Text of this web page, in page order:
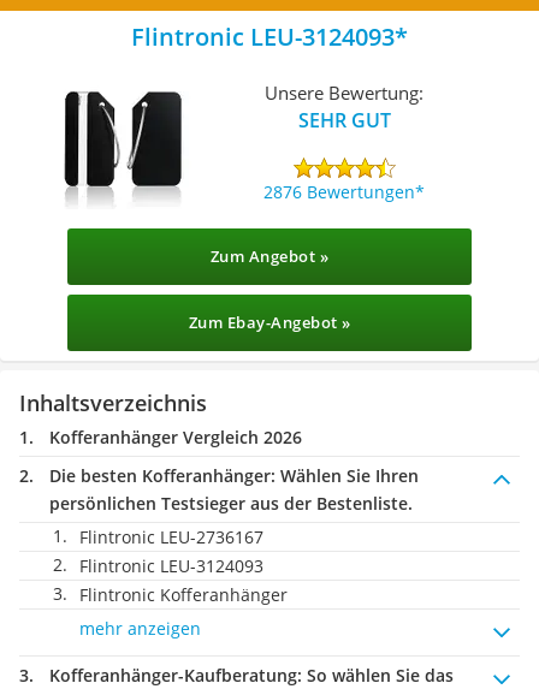
Flintronic LEU-3124093
Unsere Bewertung:
SEHR GUT
2876 Bewertungen
Zum Angebot »
Zum Ebay-Angebot »
Inhaltsverzeichnis
Kofferanhänger Vergleich 2026
Die besten Kofferanhänger: Wählen Sie Ihren
persönlichen Testsieger aus der Bestenliste.
Flintronic LEU-2736167
Flintronic LEU-3124093
Flintronic Kofferanhänger
mehr anzeigen
Kofferanhänger-Kaufberatung: So wählen Sie das